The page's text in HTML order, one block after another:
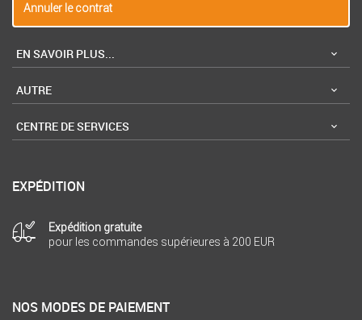
Annuler le contrat
EN SAVOIR PLUS...
AUTRE
CENTRE DE SERVICES
EXPÉDITION
Expédition gratuite
pour les commandes supérieures à 200 EUR
NOS MODES DE PAIEMENT